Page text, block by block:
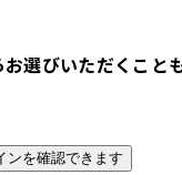
選びいただくこと
ンを確認できます